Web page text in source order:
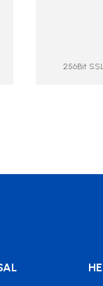
256Bit